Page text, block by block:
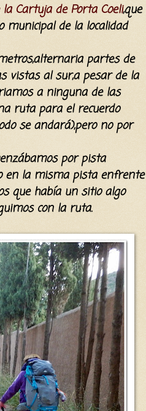
Cartuja de Porta Coeli,que
de la localidad
partes de
vistas al sur,a pesar de la
a ninguna de las
ruta para el recuerdo
se andará),pero no por
por pista
en la misma pista enfrente
que había un sitio algo
con la ruta.